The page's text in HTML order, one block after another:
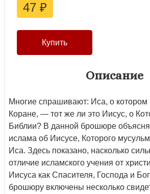
47 ₽
Описание
Многие спрашивают: Иса, о котором
Коране, — тот же ли это Иисус, о
Библии? В данной брошюре
ислама об Иисусе, Которого
Иса. Здесь показано, насколько
отличие исламского учения от
Иисуса как Спасителя, Господа и
брошюру включены несколько